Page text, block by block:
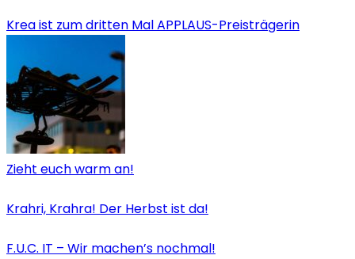
Krea ist zum dritten Mal APPLAUS-Preisträgerin
Zieht euch warm an!
Krahri, Krahra! Der Herbst ist da!
F.U.C. IT – Wir machen’s nochmal!